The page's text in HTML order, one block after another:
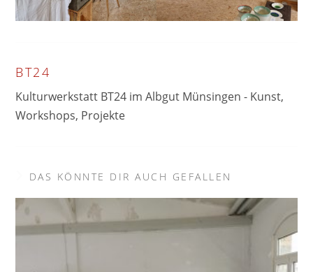
BT24
Kulturwerkstatt BT24 im Albgut Münsingen - Kunst,
Workshops, Projekte
DAS KÖNNTE DIR AUCH GEFALLEN